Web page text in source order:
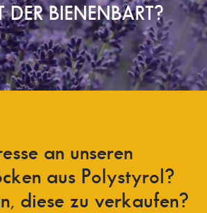
DER BIENENBART?
an unseren
aus Polystyrol?
diese zu verkaufen?